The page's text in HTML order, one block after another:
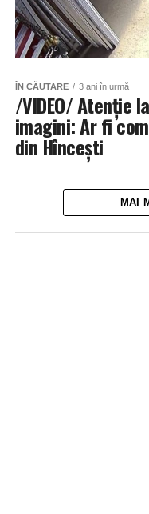
ÎN CĂUTARE 3 ani în urmă
/VIDEO/ Atenție
imagini: Ar fi
din Hîncești
MAI